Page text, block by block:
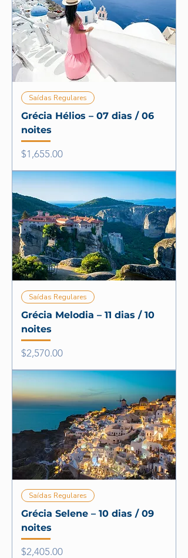
Saídas Regulares
Grécia Hélios – 07 dias / 06
noites
Price
$1,655.00
Saídas Regulares
Grécia Melodia – 11 dias / 10
noites
Price
$2,570.00
Saídas Regulares
Grécia Selene – 10 dias / 09
noites
Price
$2,405.00